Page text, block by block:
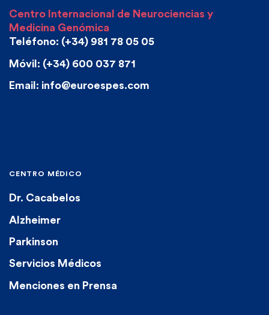
Centro Internacional de Neurociencias y
Medicina Genómica
Teléfono: (+34) 981 78 05 05
Móvil: (+34) 600 037 871
Email: info@euroespes.com
CENTRO MÉDICO
Dr. Cacabelos
Alzheimer
Parkinson
Servicios Médicos
Menciones en Prensa